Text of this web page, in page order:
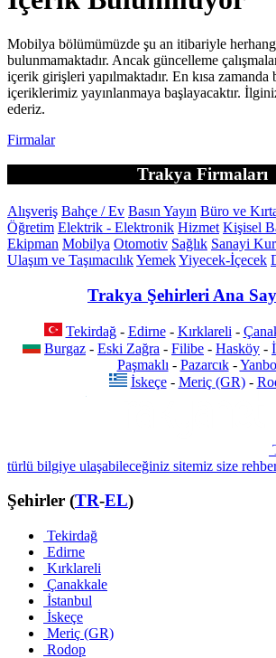
Mobilya bölümümüzde şu an itibariyle
bulunmamaktadır. Ancak güncelleme
içerik girişleri yapılmaktadır. En kısa
içeriklerimiz yayınlanmaya başlayacaktır.
ederiz.
Firmalar
Trakya Firmaları
Alışveriş Bahçe / Ev Basın Yayın Büro ve
Öğretim Elektrik - Elektronik Hizmet Kişisel
Ekipman Mobilya Otomotiv Sağlık Sanayi
Ulaşım ve TaşımacılıkYemekYiyecek-İçecek
Trakya Şehirleri Ana
Tekirdağ- Edirne- Kırklareli -
Burgaz - Eski Zağra - Filibe - Hasköy -
Paşmaklı - Pazarcık-
İskeçe- Meriç (GR)-
türlü bilgiye ulaşabileceğiniz sitemiz size
Şehirler (TR-EL)
Tekirdağ
Edirne
Kırklareli
Çanakkale
İstanbul
İskeçe
Meriç (GR)
Rodop